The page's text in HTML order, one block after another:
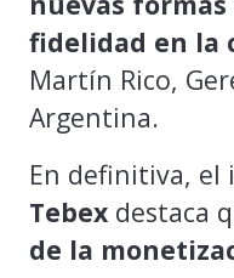
fidelidad en la
Martín Rico,
Argentina.
En definitiva, el
Tebex destaca
de la